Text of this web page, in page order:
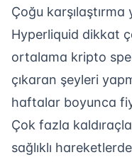
Çoğu karşılaştırma
Hyperliquid dikkat
ortalama kripto
çıkaran şeyleri
haftalar boyunca
Çok fazla
sağlıklı